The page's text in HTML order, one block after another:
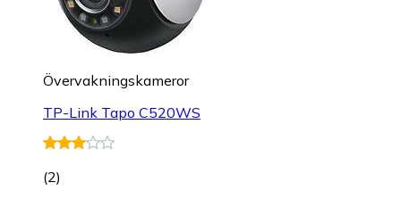
Övervakningskameror
TP-Link Tapo C520WS
(2)